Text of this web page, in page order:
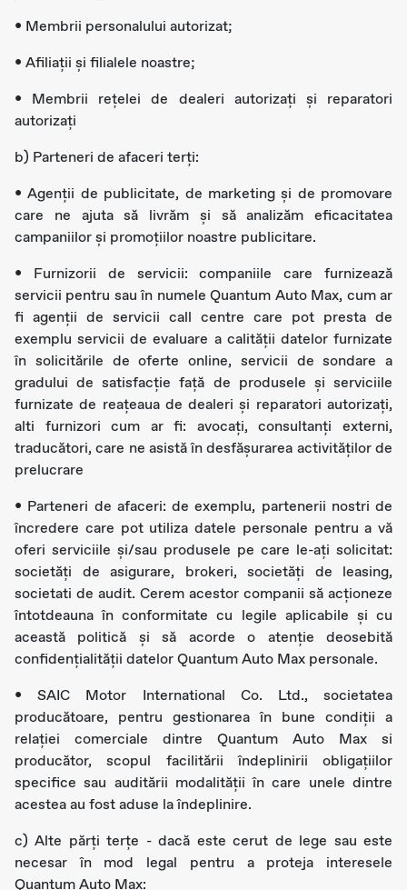
• Membrii personalului autorizat;
• Afiliații și filialele noastre;
• Membrii rețelei de dealeri autorizați și reparatori
autorizați
b) Parteneri de afaceri terți:
• Agenții de publicitate, de marketing și de promovare
care ne ajuta să livrăm și să analizăm eficacitatea
campaniilor și promoțiilor noastre publicitare.
• Furnizorii de servicii: companiile care furnizează
servicii pentru sau în numele Quantum Auto Max, cum ar
fi agenții de servicii call centre care pot presta de
exemplu servicii de evaluare a calității datelor furnizate
în solicitările de oferte online, servicii de sondare a
gradului de satisfacție față de produsele și serviciile
furnizate de reațeaua de dealeri și reparatori autorizați,
alti furnizori cum ar fi: avocați, consultanți externi,
traducători, care ne asistă în desfășurarea activităților de
prelucrare
• Parteneri de afaceri: de exemplu, partenerii nostri de
încredere care pot utiliza datele personale pentru a vă
oferi serviciile și/sau produsele pe care le-ați solicitat:
societăți de asigurare, brokeri, societăți de leasing,
societati de audit. Cerem acestor companii să acționeze
întotdeauna în conformitate cu legile aplicabile și cu
această politică și să acorde o atenție deosebită
confidențialității datelor Quantum Auto Max personale.
• SAIC Motor International Co. Ltd., societatea
producătoare, pentru gestionarea în bune condiții a
relației comerciale dintre Quantum Auto Max si
producător, scopul facilitării îndeplinirii obligațiilor
specifice sau auditării modalității în care unele dintre
acestea au fost aduse la îndeplinire.
c) Alte părți terțe - dacă este cerut de lege sau este
necesar în mod legal pentru a proteja interesele
Quantum Auto Max: